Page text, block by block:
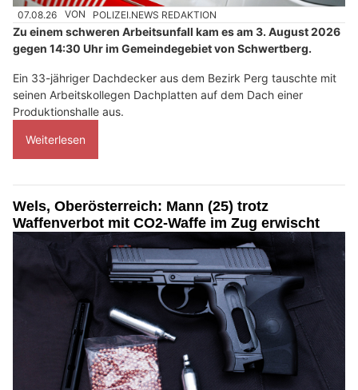
07.08.26 VON POLIZEI.NEWS REDAKTION
Zu einem schweren Arbeitsunfall kam es am 3. August 2026
gegen 14:30 Uhr im Gemeindegebiet von Schwertberg.
Ein 33-jähriger Dachdecker aus dem Bezirk Perg tauschte mit
seinen Arbeitskollegen Dachplatten auf dem Dach einer
Produktionshalle aus.
Weiterlesen
Wels, Oberösterreich: Mann (25) trotz
Waffenverbot mit CO2-Waffe im Zug erwischt